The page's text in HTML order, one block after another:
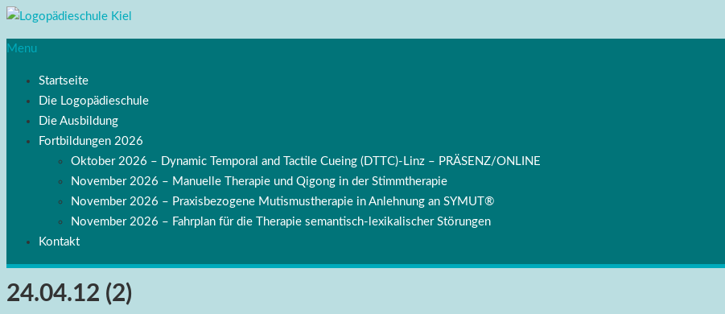
Menu
Startseite
Die Logopädieschule
Die Ausbildung
Fortbildungen 2026
Oktober 2026 – Dynamic Temporal and Tactile Cueing (DTTC)-Linz – PRÄSENZ/ONLINE
November 2026 – Manuelle Therapie und Qigong in der Stimmtherapie
November 2026 – Praxisbezogene Mutismustherapie in Anlehnung an SYMUT®
November 2026 – Fahrplan für die Therapie semantisch-lexikalischer Störungen
Kontakt
24.04.12 (2)